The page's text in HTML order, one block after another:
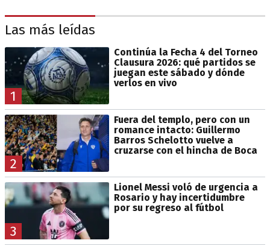
Las más leídas
1
Continúa la Fecha 4 del Torneo
Clausura 2026: qué partidos se
juegan este sábado y dónde
verlos en vivo
2
Fuera del templo, pero con un
romance intacto: Guillermo
Barros Schelotto vuelve a
cruzarse con el hincha de Boca
3
Lionel Messi voló de urgencia a
Rosario y hay incertidumbre
por su regreso al fútbol